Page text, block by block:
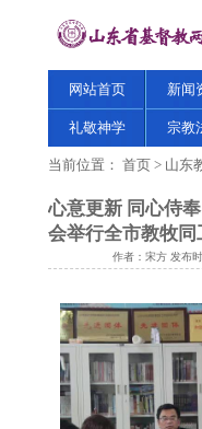
网站首页 新闻
礼敬神学 宗教
当前位置： 首页 > 山东
心意更新 同心侍
会举行全市教牧
作者：宋方 发布